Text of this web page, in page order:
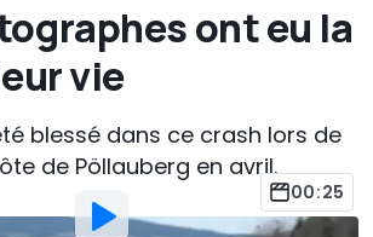
ont eu la
vie
blessé dans ce crash lors de
de Pöllauberg en avril.
00:25